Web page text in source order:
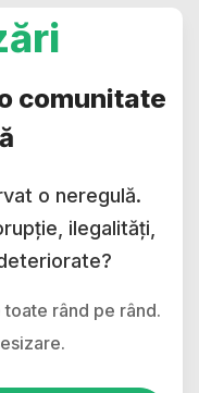
comunitate
o neregulă.
ilegalități,
rând pe rând.